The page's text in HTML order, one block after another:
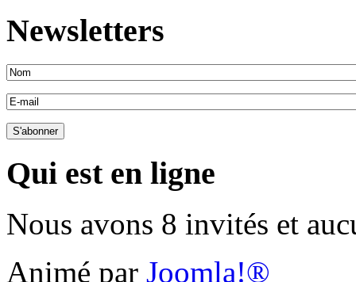
Newsletters
Qui est en ligne
Nous avons 8 invités et
Animé par Joomla!®